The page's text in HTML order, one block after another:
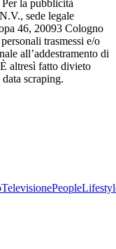
la pubblicità
sede legale
46, 20093 Cologno
trasmessi e/o
all’addestramento di
altresì fatto divieto
scraping.
TelevisionePeople